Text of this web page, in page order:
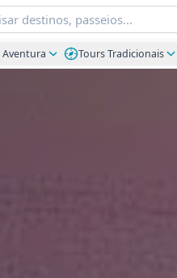
Tours Tradicionais